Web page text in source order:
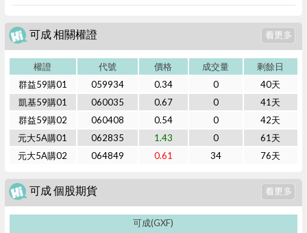
可成 相關權證
權證 代號 價格 成交量
剩餘日
群益59購01
059934 0.34 0
40天
凱基59購01
060035 0.67 0
41天
群益59購02
060408 0.54 0
42天
元大5A購01
062835 1.43 0
61天
元大5A購02
064849 0.61 34 76天
可成 個股期貨
可成(GXF)